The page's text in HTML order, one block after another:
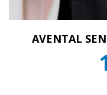
AVENTAL